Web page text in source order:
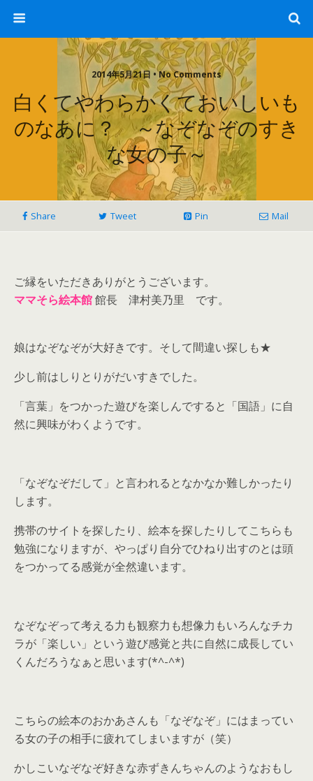
2014年5月21日 • No Comments
白くてやわらかくておいしいも
のなあに？ ～なぞなぞのすき
な女の子～
Share Tweet Pin Mail
ご縁をいただきありがとうございます。
ママそら絵本館館長 津村美乃里 です。
娘はなぞなぞが大好きです。そして間違い探しも★
少し前はしりとりがだいすきでした。
「言葉」をつかった遊びを楽しんですると「国語」に自
然に興味がわくようです。
「なぞなぞだして」と言われるとなかなか難しかったり
します。
携帯のサイトを探したり、絵本を探したりしてこちらも
勉強になりますが、やっぱり自分でひねり出すのとは頭
をつかってる感覚が全然違います。
なぞなぞって考える力も観察力も想像力もいろんなチカ
ラが「楽しい」という遊び感覚と共に自然に成長してい
くんだろうなぁと思います(*^-^*)
こちらの絵本のおかあさんも「なぞなぞ」にはまってい
る女の子の相手に疲れてしまいますが（笑）
かしこいなぞなぞ好きな赤ずきんちゃんのようなおもし